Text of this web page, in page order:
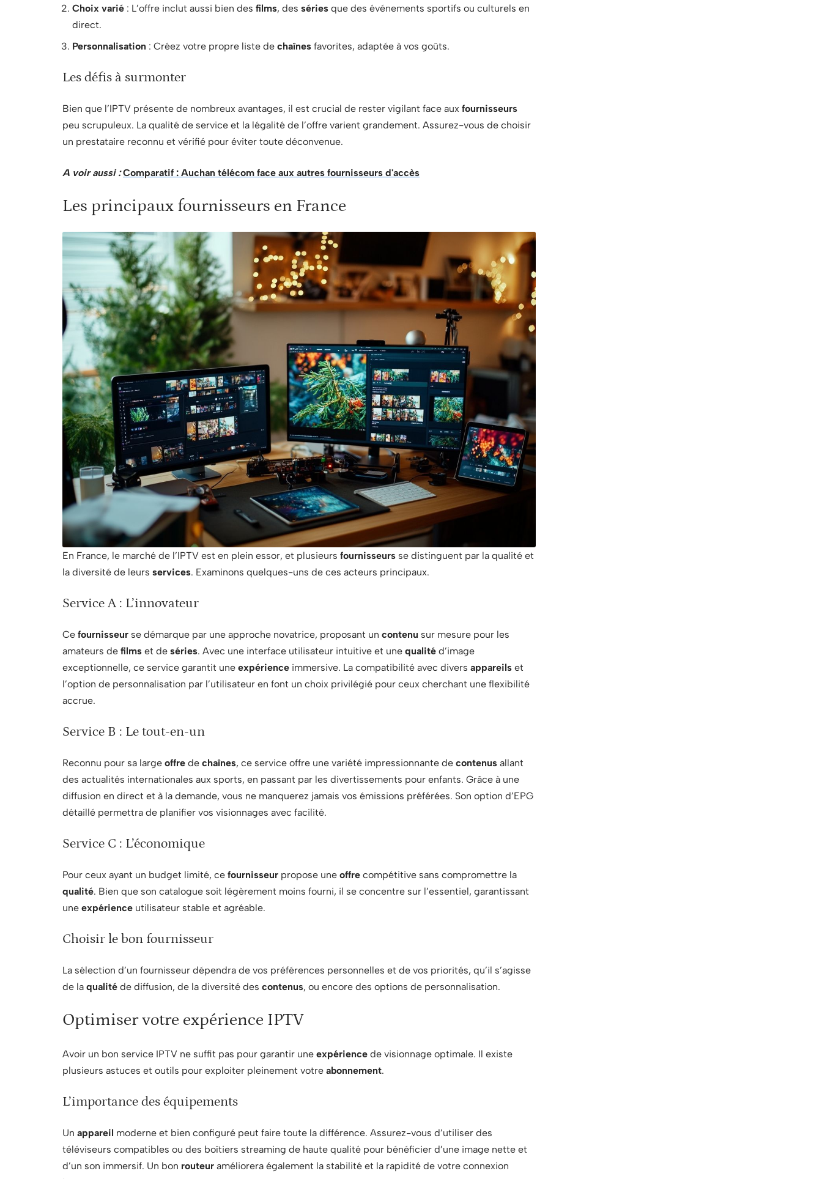
Choix varié : L’offre inclut aussi bien des films, des séries que des événements sportifs ou culturels en
direct.
Personnalisation : Créez votre propre liste de chaînes favorites, adaptée à vos goûts.
Les défis à surmonter
Bien que l’IPTV présente de nombreux avantages, il est crucial de rester vigilant face aux fournisseurs
peu scrupuleux. La qualité de service et la légalité de l’offre varient grandement. Assurez-vous de choisir
un prestataire reconnu et vérifié pour éviter toute déconvenue.
A voir aussi : Comparatif : Auchan télécom face aux autres fournisseurs d'accès
Les principaux fournisseurs en France
En France, le marché de l’IPTV est en plein essor, et plusieurs fournisseurs se distinguent par la qualité et
la diversité de leurs services. Examinons quelques-uns de ces acteurs principaux.
Service A : L’innovateur
Ce fournisseur se démarque par une approche novatrice, proposant un contenu sur mesure pour les
amateurs de films et de séries. Avec une interface utilisateur intuitive et une qualité d’image
exceptionnelle, ce service garantit une expérience immersive. La compatibilité avec divers appareils et
l’option de personnalisation par l’utilisateur en font un choix privilégié pour ceux cherchant une flexibilité
accrue.
Service B : Le tout-en-un
Reconnu pour sa large offre de chaînes, ce service offre une variété impressionnante de contenus allant
des actualités internationales aux sports, en passant par les divertissements pour enfants. Grâce à une
diffusion en direct et à la demande, vous ne manquerez jamais vos émissions préférées. Son option d’EPG
détaillé permettra de planifier vos visionnages avec facilité.
Service C : L’économique
Pour ceux ayant un budget limité, ce fournisseur propose une offre compétitive sans compromettre la
qualité. Bien que son catalogue soit légèrement moins fourni, il se concentre sur l’essentiel, garantissant
une expérience utilisateur stable et agréable.
Choisir le bon fournisseur
La sélection d’un fournisseur dépendra de vos préférences personnelles et de vos priorités, qu’il s’agisse
de la qualité de diffusion, de la diversité des contenus, ou encore des options de personnalisation.
Optimiser votre expérience IPTV
Avoir un bon service IPTV ne suffit pas pour garantir une expérience de visionnage optimale. Il existe
plusieurs astuces et outils pour exploiter pleinement votre abonnement.
L’importance des équipements
Un appareil moderne et bien configuré peut faire toute la différence. Assurez-vous d’utiliser des
téléviseurs compatibles ou des boîtiers streaming de haute qualité pour bénéficier d’une image nette et
d’un son immersif. Un bon routeur améliorera également la stabilité et la rapidité de votre connexion